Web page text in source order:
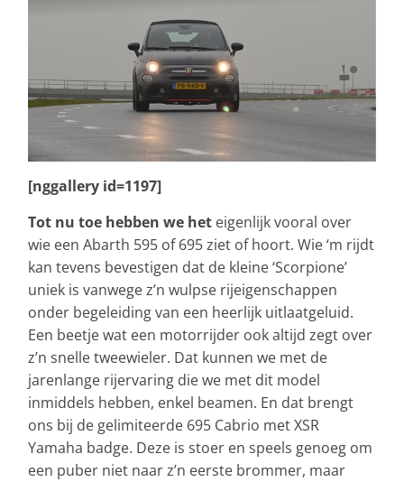
[nggallery id=1197]
Tot nu toe hebben we het eigenlijk vooral over
wie een Abarth 595 of 695 ziet of hoort. Wie ‘m rijdt
kan tevens bevestigen dat de kleine ‘Scorpione’
uniek is vanwege z’n wulpse rijeigenschappen
onder begeleiding van een heerlijk uitlaatgeluid.
Een beetje wat een motorrijder ook altijd zegt over
z’n snelle tweewieler. Dat kunnen we met de
jarenlange rijervaring die we met dit model
inmiddels hebben, enkel beamen. En dat brengt
ons bij de gelimiteerde 695 Cabrio met XSR
Yamaha badge. Deze is stoer en speels genoeg om
een puber niet naar z’n eerste brommer, maar